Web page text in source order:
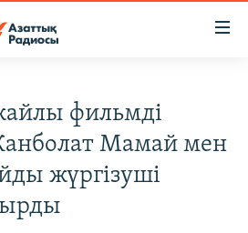
фильмді
Мамай мен
жүргізуші